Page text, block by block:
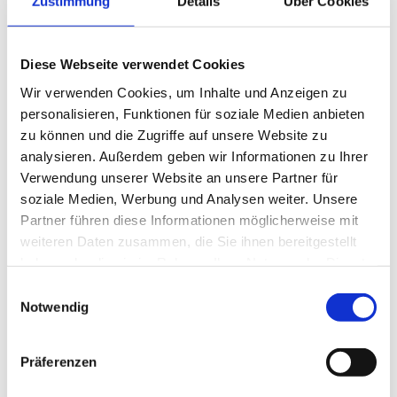
Diese Webseite verwendet Cookies
Wir verwenden Cookies, um Inhalte und Anzeigen zu
personalisieren, Funktionen für soziale Medien anbieten
zu können und die Zugriffe auf unsere Website zu
analysieren. Außerdem geben wir Informationen zu Ihrer
Verwendung unserer Website an unsere Partner für
soziale Medien, Werbung und Analysen weiter. Unsere
Partner führen diese Informationen möglicherweise mit
weiteren Daten zusammen, die Sie ihnen bereitgestellt
Notwendig
Präferenzen
MRT, sind in der Convention-Anmeldung enthalten
Nachtmarkt-Erlebnis
Nachdem ich meinen Kunstappetit gestillt habe,
mache ich mich auf den Weg zum Silks Palace
Restaurant auf dem Museumsgelände. Es
scheint, dass meine Hauptbeschäftigung – oder
jetzt, wo der Tag sich dem Ende zuneigt, bin ich
Nachtmarkt. Hier gibt es eine unglaubliche
Auswahl traditioneller taiwanesischer Speisen,